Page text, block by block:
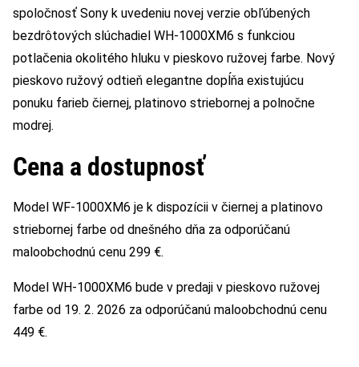
spoločnosť Sony k uvedeniu novej verzie obľúbených
bezdrôtových slúchadiel WH-1000XM6 s funkciou
potlačenia okolitého hluku v pieskovo ružovej farbe. Nový
pieskovo ružový odtieň elegantne dopĺňa existujúcu
ponuku farieb čiernej, platinovo striebornej a polnočne
modrej.
Cena a dostupnosť
Model WF-1000XM6 je k dispozícii v čiernej a platinovo
striebornej farbe od dnešného dňa za odporúčanú
maloobchodnú cenu 299 €.
Model WH-1000XM6 bude v predaji v pieskovo ružovej
farbe od 19. 2. 2026 za odporúčanú maloobchodnú cenu
449 €.